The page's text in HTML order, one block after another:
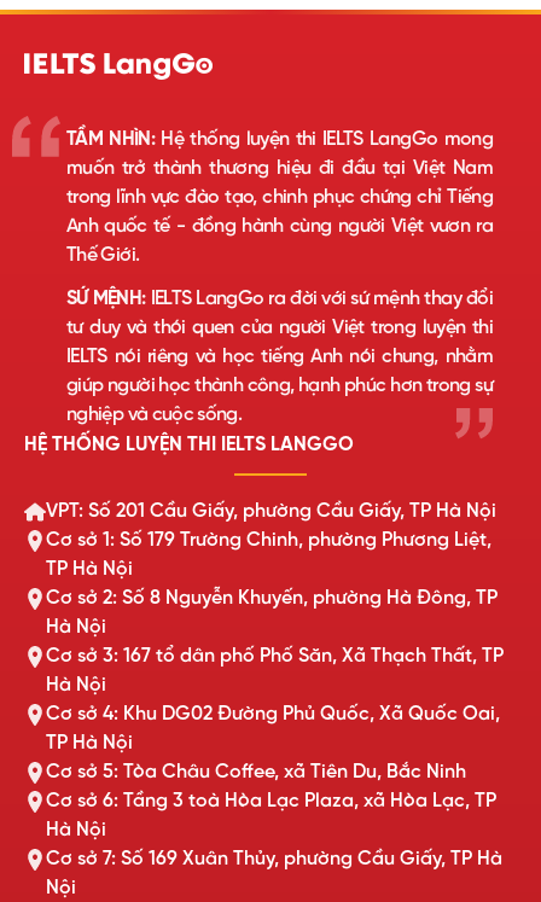
TẦM NHÌN:Hệ thống luyện thi IELTS LangGo mong
muốn trở thành thương hiệu đi đầu tại Việt Nam
trong lĩnh vực đào tạo, chinh phục chứng chỉ Tiếng
Anh quốc tế - đồng hành cùng người Việt vươn ra
Thế Giới.
SỨ MỆNH:IELTS LangGo ra đời với sứ mệnh thay đổi
tư duy và thói quen của người Việt trong luyện thi
IELTS nói riêng và học tiếng Anh nói chung, nhằm
giúp người học thành công, hạnh phúc hơn trong sự
nghiệp và cuộc sống.
HỆ THỐNG LUYỆN THI IELTS LANGGO
VPT: Số 201 Cầu Giấy, phường Cầu Giấy, TP Hà Nội
Cơ sở 1: Số 179 Trường Chinh, phường Phương Liệt,
TP Hà Nội
Cơ sở 2: Số 8 Nguyễn Khuyến, phường Hà Đông, TP
Hà Nội
Cơ sở 3: 167 tổ dân phố Phố Săn, Xã Thạch Thất, TP
Hà Nội
Cơ sở 4: Khu DG02 Đường Phủ Quốc, Xã Quốc Oai,
TP Hà Nội
Cơ sở 5: Tòa Châu Coffee, xã Tiên Du, Bắc Ninh
Cơ sở 6: Tầng 3 toà Hòa Lạc Plaza, xã Hòa Lạc, TP
Hà Nội
Cơ sở 7: Số 169 Xuân Thủy, phường Cầu Giấy, TP Hà
Nội